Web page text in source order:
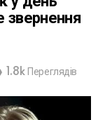
звернення
1.8k Переглядів